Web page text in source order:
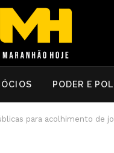
PODER E
para acolhimento de